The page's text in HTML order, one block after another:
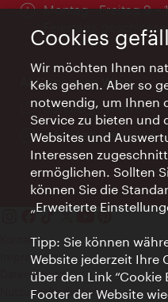
Öffnungszeiten:
Montag - Freitag 9 –
Feiertags geschlossen
AI Concierge Wien
Ort:
concierge.wien.info
Öffnungszeiten:
Informationen rund
Kontakt
Impressum
Datenschutz
Nutzungsbedingungen
Cookies
Wir möchten Ihnen
Keks gehen. Aber so
notwendig, um Ihnen
Service zu bieten und
Websites und
Interessen
ermöglichen. Sollten
können Sie die
„Erweiterte
Tipp: Sie können
Website jederzeit Ihre
über den Link “Cookie
Footer der Website